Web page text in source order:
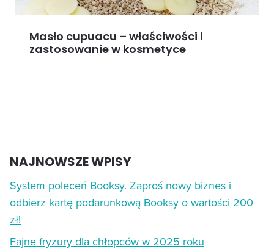
Masło cupuacu – właściwości i
zastosowanie w kosmetyce
NAJNOWSZE WPISY
System poleceń Booksy. Zaproś nowy biznes i
odbierz kartę podarunkową Booksy o wartości 200
zł!
Fajne fryzury dla chłopców w 2025 roku